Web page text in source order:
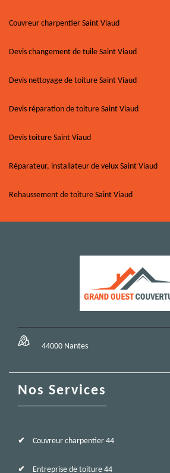
Couvreur charpentier Saint Viaud
Devis changement de tuile Saint Viaud
Devis nettoyage de toiture Saint Viaud
Devis réparation de toiture Saint Viaud
Devis toiture Saint Viaud
Réparateur, installateur de velux Saint Viaud
Rehaussement de toiture Saint Viaud
44000 Nantes
Nos Services
Couvreur charpentier 44
Entreprise de toiture 44